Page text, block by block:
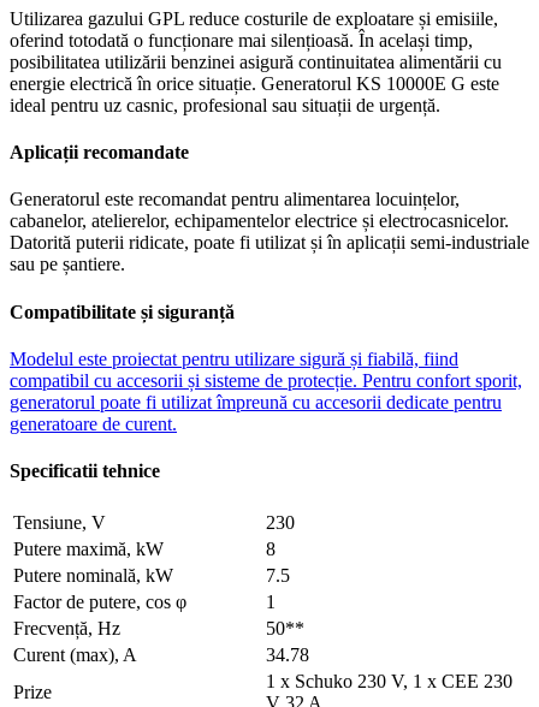
Utilizarea gazului GPL reduce costurile de exploatare și emisiile,
oferind totodată o funcționare mai silențioasă. În același timp,
posibilitatea utilizării benzinei asigură continuitatea alimentării cu
energie electrică în orice situație. Generatorul KS 10000E G este
ideal pentru uz casnic, profesional sau situații de urgență.
Aplicații recomandate
Generatorul este recomandat pentru alimentarea locuințelor,
cabanelor, atelierelor, echipamentelor electrice și electrocasnicelor.
Datorită puterii ridicate, poate fi utilizat și în aplicații semi-industriale
sau pe șantiere.
Compatibilitate și siguranță
Modelul este proiectat pentru utilizare sigură și fiabilă, fiind
compatibil cu accesorii și sisteme de protecție. Pentru confort sporit,
generatorul poate fi utilizat împreună cu accesorii dedicate pentru
generatoare de curent.
Specificatii tehnice
Tensiune, V
230
Putere maximă, kW
8
Putere nominală, kW
7.5
Factor de putere, cos φ
1
Frecvență, Hz
50**
Curent (max), A
34.78
Prize
1 x Schuko 230 V, 1 x CEE 230
V 32 A